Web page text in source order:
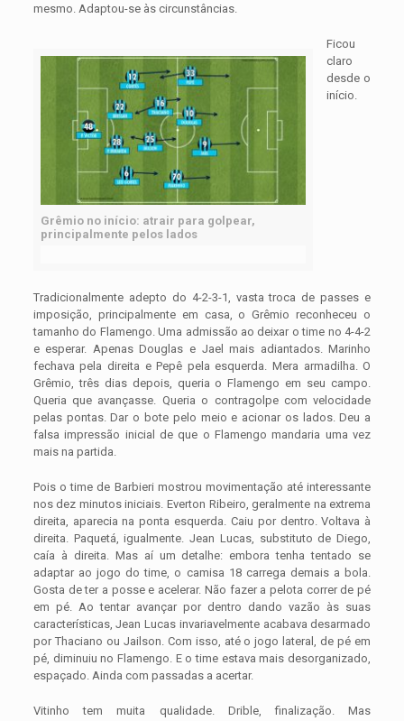
mesmo. Adaptou-se às circunstâncias.
Grêmio no início: atrair para golpear,
principalmente pelos lados
Ficou
claro
desde o
início.
Tradicionalmente adepto do 4-2-3-1, vasta troca de passes e
imposição, principalmente em casa, o Grêmio reconheceu o
tamanho do Flamengo. Uma admissão ao deixar o time no 4-4-2
e esperar. Apenas Douglas e Jael mais adiantados. Marinho
fechava pela direita e Pepê pela esquerda. Mera armadilha. O
Grêmio, três dias depois, queria o Flamengo em seu campo.
Queria que avançasse. Queria o contragolpe com velocidade
pelas pontas. Dar o bote pelo meio e acionar os lados. Deu a
falsa impressão inicial de que o Flamengo mandaria uma vez
mais na partida.
Pois o time de Barbieri mostrou movimentação até interessante
nos dez minutos iniciais. Everton Ribeiro, geralmente na extrema
direita, aparecia na ponta esquerda. Caiu por dentro. Voltava à
direita. Paquetá, igualmente. Jean Lucas, substituto de Diego,
caía à direita. Mas aí um detalhe: embora tenha tentado se
adaptar ao jogo do time, o camisa 18 carrega demais a bola.
Gosta de ter a posse e acelerar. Não fazer a pelota correr de pé
em pé. Ao tentar avançar por dentro dando vazão às suas
características, Jean Lucas invariavelmente acabava desarmado
por Thaciano ou Jailson. Com isso, até o jogo lateral, de pé em
pé, diminuiu no Flamengo. E o time estava mais desorganizado,
espaçado. Ainda com passadas a acertar.
Vitinho tem muita qualidade. Drible, finalização. Mas